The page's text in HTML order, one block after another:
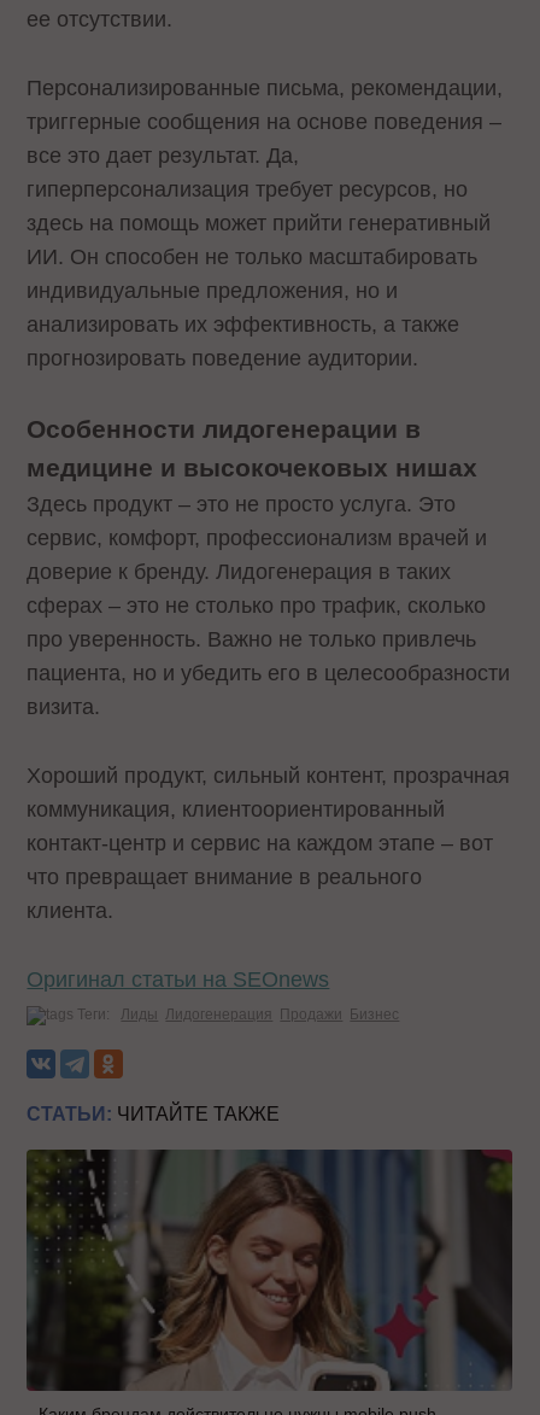
ее отсутствии.
Персонализированные письма, рекомендации,
триггерные сообщения на основе поведения –
все это дает результат. Да,
гиперперсонализация требует ресурсов, но
здесь на помощь может прийти генеративный
ИИ. Он способен не только масштабировать
индивидуальные предложения, но и
анализировать их эффективность, а также
прогнозировать поведение аудитории.
Особенности лидогенерации в
медицине и высокочековых нишах
Здесь продукт – это не просто услуга. Это
сервис, комфорт, профессионализм врачей и
доверие к бренду. Лидогенерация в таких
сферах – это не столько про трафик, сколько
про уверенность. Важно не только привлечь
пациента, но и убедить его в целесообразности
визита.
Хороший продукт, сильный контент, прозрачная
коммуникация, клиентоориентированный
контакт-центр и сервис на каждом этапе – вот
что превращает внимание в реального
клиента.
Оригинал статьи на SEOnews
Теги: Лиды Лидогенерация Продажи Бизнес
СТАТЬИ: ЧИТАЙТЕ ТАКЖЕ